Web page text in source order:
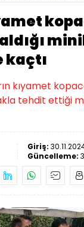
kıyamet
tehdit ettiği
Giriş:
Güncelleme: